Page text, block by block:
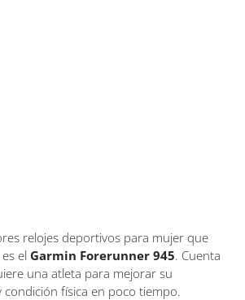
relojes deportivos para mujer que
el Garmin Forerunner 945. Cuenta
una atleta para mejorar su
física en poco tiempo.